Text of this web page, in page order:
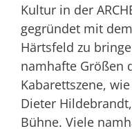
Kultur in der
gegründet mit
Härtsfeld zu
namhafte Größen
Kabarettszene,
Dieter
Bühne. Viele